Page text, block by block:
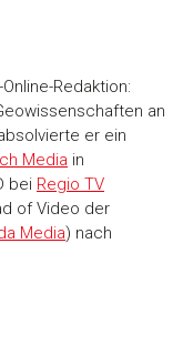
möglicherweise
bereitgestellt
gesammelt
Redaktion:
an
er ein
Media in
bei Regio TV
of Video der
Media) nach